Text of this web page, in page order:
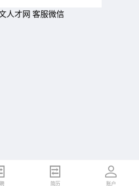
人才网 客服微信
简历 账户